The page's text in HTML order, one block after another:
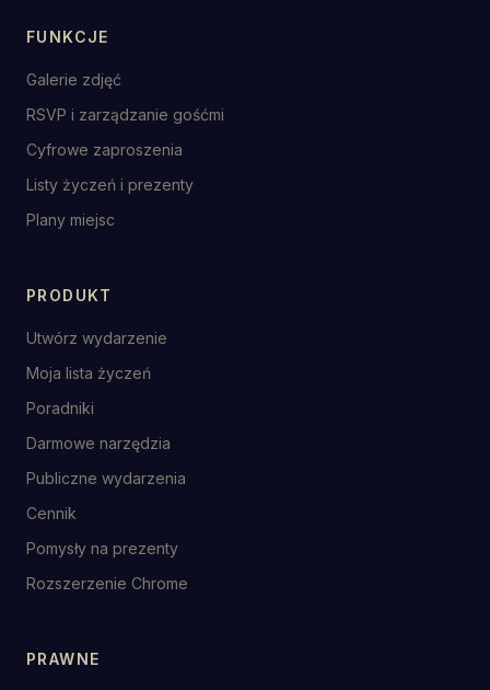
FUNKCJE
Galerie zdjęć
RSVP i zarządzanie gośćmi
Cyfrowe zaproszenia
Listy życzeń i prezenty
Plany miejsc
PRODUKT
Utwórz wydarzenie
Moja lista życzeń
Poradniki
Darmowe narzędzia
Publiczne wydarzenia
Cennik
Pomysły na prezenty
Rozszerzenie Chrome
PRAWNE